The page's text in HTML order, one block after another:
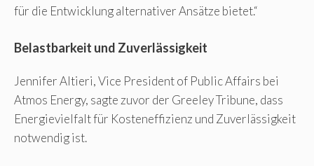
für die Entwicklung alternativer Ansätze bietet.“
Belastbarkeit und Zuverlässigkeit
Jennifer Altieri, Vice President of Public Affairs bei
Atmos Energy, sagte zuvor der Greeley Tribune, dass
Energievielfalt für Kosteneffizienz und Zuverlässigkeit
notwendig ist.